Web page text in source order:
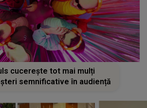
cucerește tot mai mulți
semnificative în audiență